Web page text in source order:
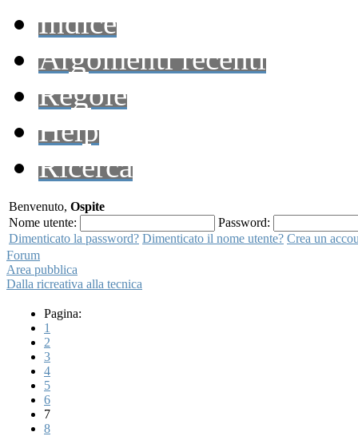
Indice
Argomenti recenti
Regole
Help
Ricerca
Benvenuto, Ospite
Nome utente:
Password:
Dimenticato la password? Dimenticato il nome utente? Crea un
Forum
Area pubblica
Dalla ricreativa alla tecnica
Pagina:
1
2
3
4
5
6
7
8